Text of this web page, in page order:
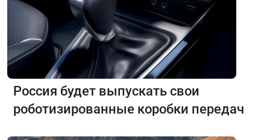
Россия будет выпускать свои
роботизированные коробки передач